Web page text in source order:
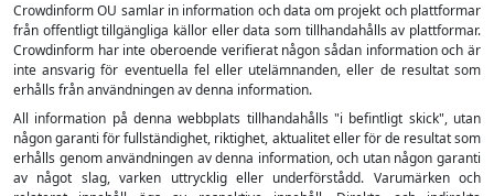
Crowdinform OU samlar in information och data om projekt och plattformar
från offentligt tillgängliga källor eller data som tillhandahålls av plattformar.
Crowdinform har inte oberoende verifierat någon sådan information och är
inte ansvarig för eventuella fel eller utelämnanden, eller de resultat som
erhålls från användningen av denna information.
All information på denna webbplats tillhandahålls "i befintligt skick", utan
någon garanti för fullständighet, riktighet, aktualitet eller för de resultat som
erhålls genom användningen av denna information, och utan någon garanti
av något slag, varken uttrycklig eller underförstådd. Varumärken och